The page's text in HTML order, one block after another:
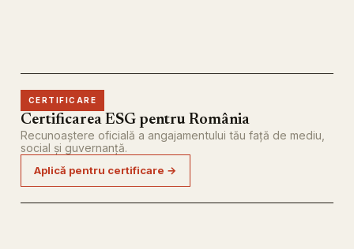
CERTIFICARE
Certificarea ESG pentru România
Recunoaștere oficială a angajamentului tău față de mediu,
social și guvernanță.
Aplică pentru certificare →